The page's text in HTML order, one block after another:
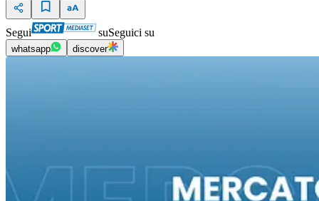
Segui suSeguici su
whatsapp discover